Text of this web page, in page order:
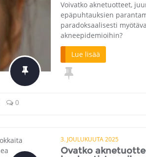
Voivatko aknetuotteet,
epäpuhtauksien
paradoksaalisesti
akneepidemioihin?
Lue lisää
0
3. JOULUKUUTA 2025
Ovatko